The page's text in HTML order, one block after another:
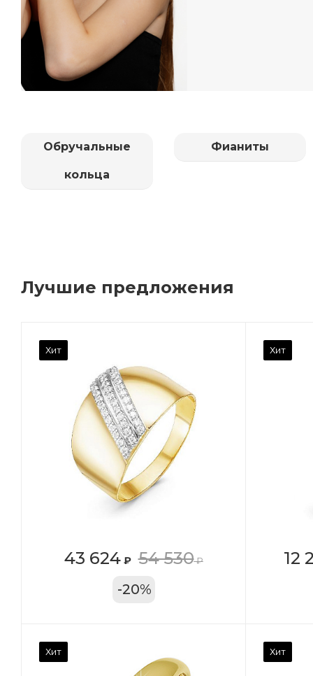
Обручальные
кольца
Фианиты
Лучшие предложения
Хит
43 624₽ 54 530₽
-20%
Хит
Вес драгметалла
0.96
Марка (бренд)
Дельта
Фианит
Цвет золота
ТРЦ «Арена» 12
Хит Хит